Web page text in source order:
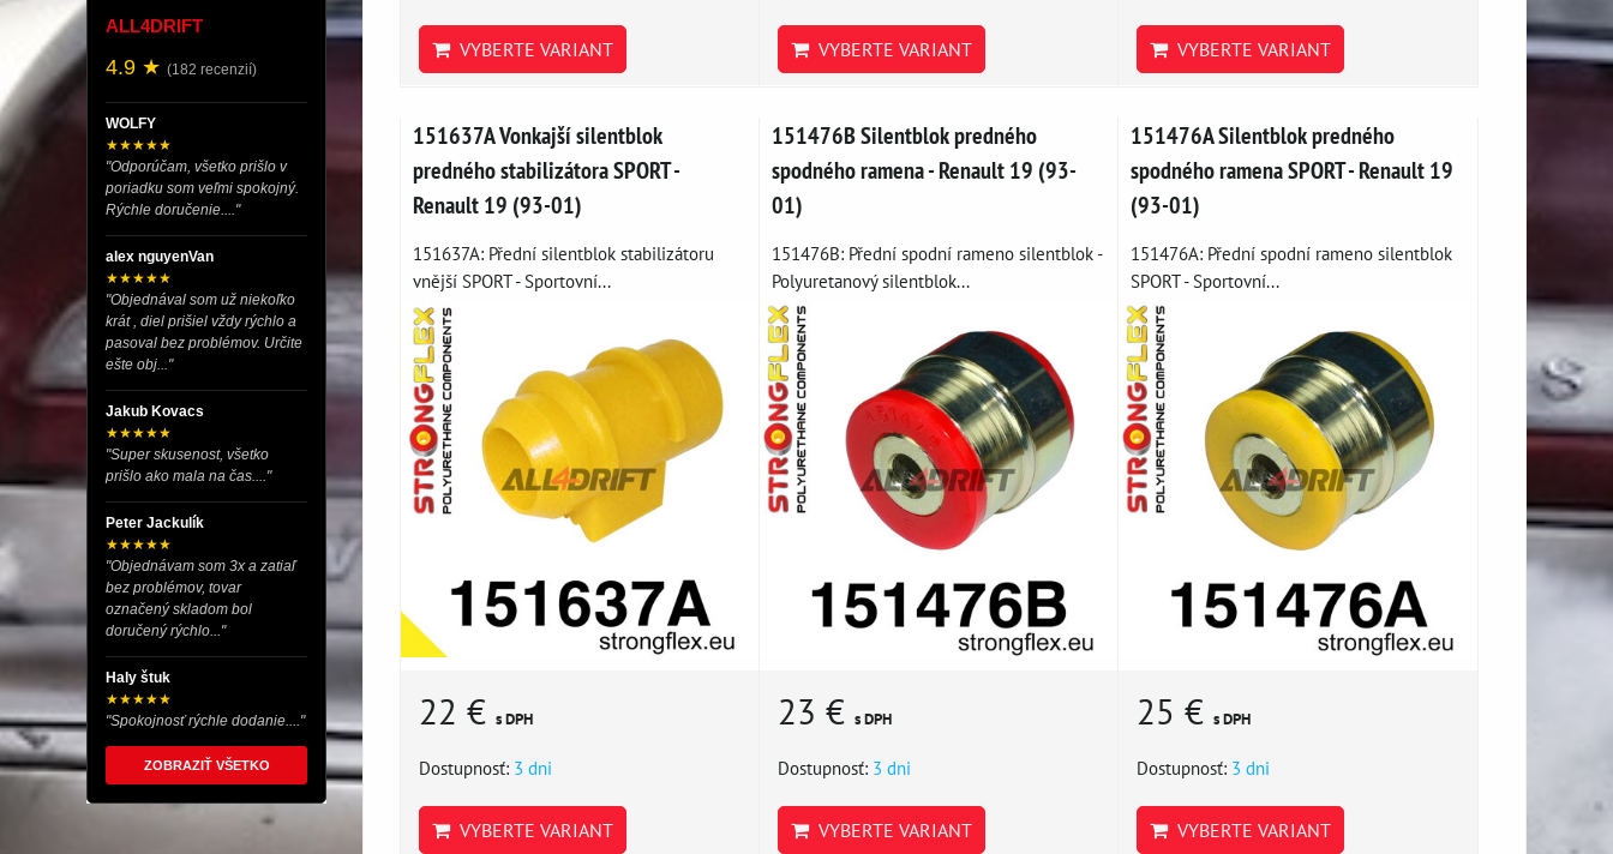
VYBERTE VARIANT VYBERTE VARIANT VYBERTE VARIANT
151637A Vonkajší silentblok
predného stabilizátora SPORT -
Renault 19 (93-01)
151637A: Přední silentblok stabilizátoru
vnější SPORT - Sportovní...
22 € s DPH
Dostupnosť: 3 dni
VYBERTE VARIANT
151476B Silentblok predného
spodného ramena - Renault 19 (93-
01)
151476B: Přední spodní rameno silentblok -
Polyuretanový silentblok...
23 € s DPH
Dostupnosť: 3 dni
VYBERTE VARIANT
151476A Silentblok predného
spodného ramena SPORT - Renault 19
(93-01)
151476A: Přední spodní rameno silentblok
SPORT - Sportovní...
25 €s DPH
Dostupnosť: 3 dni
VYBERTE VARIANT
ALL4DRIFT
4.9 ★ (182 recenzií)
WOLFY
★★★★★
"Odporúčam, všetko prišlo v
poriadku som veľmi spokojný.
Rýchle doručenie...."
alex nguyenVan
★★★★★
"Objednával som už niekoľko
krát , diel prišiel vždy rýchlo a
pasoval bez problémov. Určite
ešte obj..."
Jakub Kovacs
★★★★★
"Super skusenost, všetko
prišlo ako mala na čas...."
Peter Jackulík
★★★★★
"Objednávam som 3x a zatiaľ
bez problémov, tovar
označený skladom bol
doručený rýchlo..."
Haly štuk
★★★★★
"Spokojnosť rýchle dodanie...."
ZOBRAZIŤ VŠETKO